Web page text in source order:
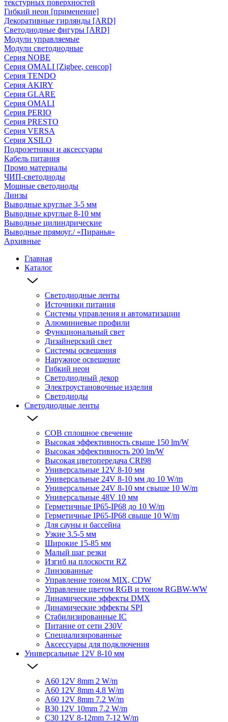
текстурных поверхностей
Гибкий неон [применение]
Декоративные гирлянды [ARD]
Светодиодные фигуры [ARD]
Модули управляемые
Модули светодиодные
Серия NOBE
Серия OMALI [Zigbee, сенсор]
Серия TENDO
Серия AKIRY
Серия GLARE
Серия OMALI
Серия PERIO
Серия PRESTO
Серия VERSA
Серия XSILO
Подрозетники и аксессуары
Кабель питания
Промо материалы
ЧИП-светодиоды
Мощные светодиоды
Линзы
Выводные круглые 3-5 мм
Выводные круглые 8-10 мм
Выводные цилиндрические
Выводные прямоуг./ «Пиранья»
Архивные
Главная
Каталог
Светодиодные ленты
Источники питания
Системы управления и автоматизации
Алюминиевые профили
Функциональный свет
Дизайнерский свет
Системы освещения
Наружное освещение
Гибкий неон
Светодиодный декор
Электроустановочные изделия
Светодиоды
Светодиодные ленты
COB сплошное свечение
Высокая эффективность свыше 150 lm/W
Высокая эффективность 200 lm/W
Высокая цветопередача CRI98
Универсальные 12V 8-10 мм
Универсальные 24V 8-10 мм до 10 W/m
Универсальные 24V 8-10 мм свыше 10 W/m
Универсальные 48V 10 мм
Герметичные IP65-IP68 до 10 W/m
Герметичные IP65-IP68 свыше 10 W/m
Для сауны и бассейна
Узкие 3.5-5 мм
Широкие 15-85 мм
Малый шаг резки
Изгиб на плоскости RZ
Линзованные
Управление тоном MIX, CDW
Управление цветом RGB и тоном RGBW-WW
Динамические эффекты DMX
Динамические эффекты SPI
Стабилизированные IC
Питание от сети 230V
Специализированные
Аксессуары для подключения
Универсальные 12V 8-10 мм
A60 12V 8mm 2 W/m
A60 12V 8mm 4.8 W/m
A60 12V 8mm 7.2 W/m
B30 12V 10mm 7.2 W/m
C30 12V 8-12mm 7-12 W/m